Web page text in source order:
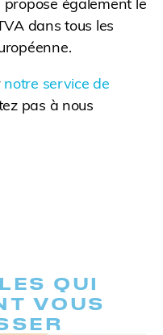
dans tous les
notre service de
pas à nous
QUI
VOUS